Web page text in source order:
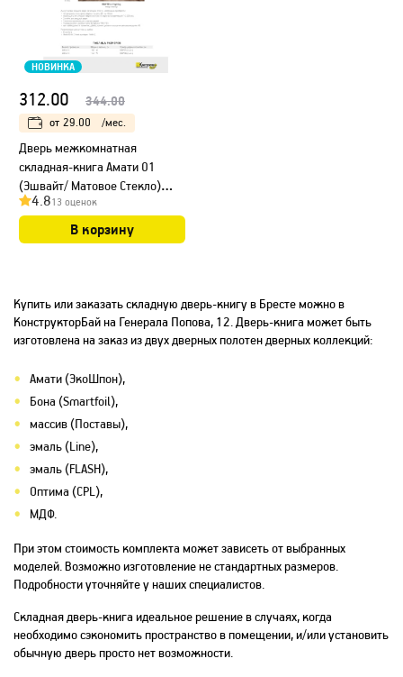
НОВИНКА
312.00 344.00
от 29.00 /мес.
Дверь межкомнатная
складная-книга Амати 01
(Эшвайт/ Матовое Стекло)
40+40 см
4.813 оценок
В корзину
Купить или заказать складную дверь-книгу в Бресте можно в
КонструкторБай на Генерала Попова, 12. Дверь-книга может быть
изготовлена на заказ из двух дверных полотен дверных коллекций:
Амати (ЭкоШпон),
Бона (Smartfoil),
массив (Поставы),
эмаль (Line),
эмаль (FLASH),
Оптима (CPL),
МДФ.
При этом стоимость комплекта может зависеть от выбранных
моделей.Возможно изготовление не стандартных размеров.
Подробности уточняйте у наших специалистов.
Складная дверь-книга идеальное решение в случаях, когда
необходимо сэкономить пространство в помещении, и/или установить
обычную дверь просто нет возможности.